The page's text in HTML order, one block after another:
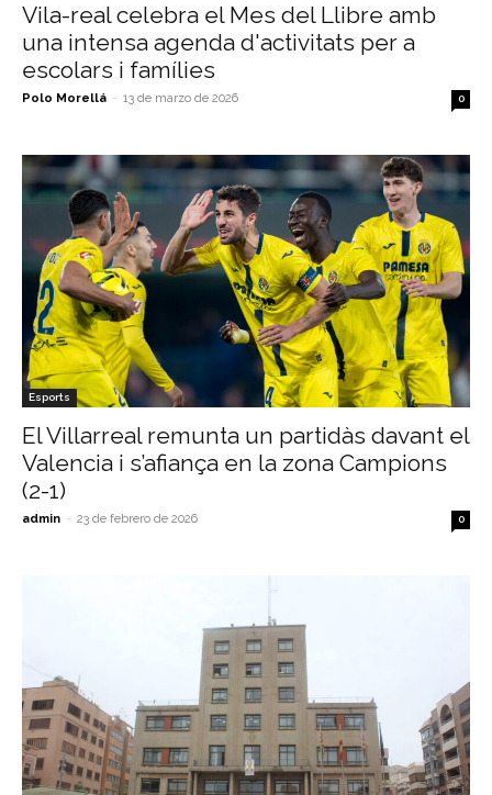
Vila-real celebra el Mes del Llibre amb
una intensa agenda d'activitats per a
escolars i famílies
Polo Morellá - 13 de marzo de 2026 0
Esports
El Villarreal remunta un partidàs davant el
Valencia i s’afiança en la zona Campions
(2-1)
admin - 23 de febrero de 2026 0